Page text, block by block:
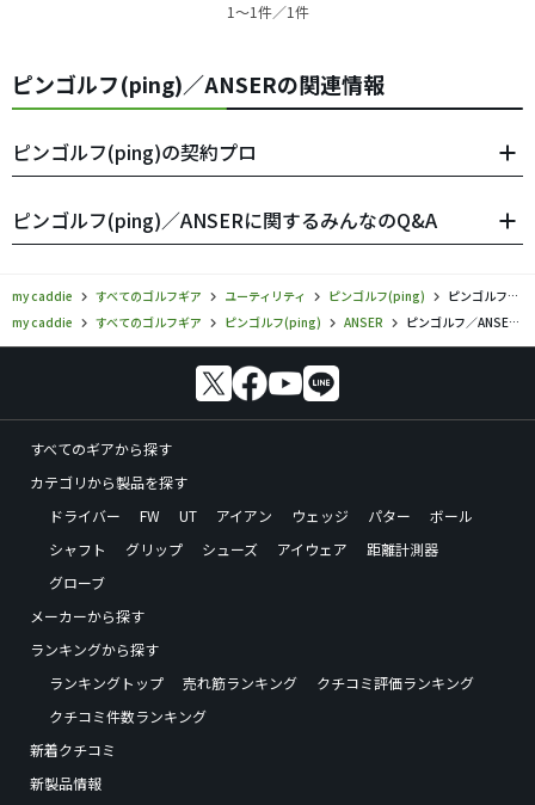
1〜1件／1件
ピンゴルフ(ping)／ANSERの関連情報
ピンゴルフ(ping)の契約プロ
ピンゴルフ(ping)／ANSERに関するみんなのQ&A
my caddie すべてのゴルフギア ユーティリティ ピンゴルフ(ping)
ピンゴルフ／ANSER／ユーティリティの口コミ評価
my caddie
すべてのゴルフギア ピンゴルフ(ping) ANSER ピンゴルフ／ANSER／ユーティリティの口コミ評価
すべてのギアから探す
カテゴリから製品を探す
ドライバー
FW UT アイアン ウェッジ パター
ボール
シャフト
グリップ シューズ アイウェア
距離計測器
グローブ
メーカーから探す
ランキングから探す
ランキングトップ
売れ筋ランキング
クチコミ評価ランキング
クチコミ件数ランキング
新着クチコミ
新製品情報